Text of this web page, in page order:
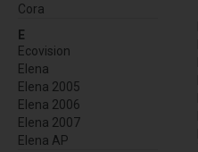
Cora
E
Ecovision
Elena
Elena 2005
Elena 2006
Elena 2007
Elena AP